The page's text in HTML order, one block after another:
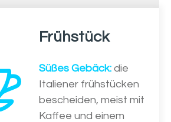
Frühstück
Süßes Gebäck: die
Italiener frühstücken
bescheiden, meist mit
Kaffee und einem